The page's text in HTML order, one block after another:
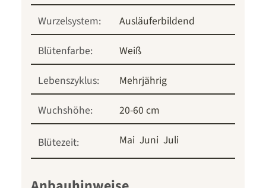
Wurzelsystem:
Ausläuferbildend
Blütenfarbe:
Weiß
Lebenszyklus:
Mehrjährig
Wuchshöhe:
20-60 cm
Blütezeit: Mai Juni Juli